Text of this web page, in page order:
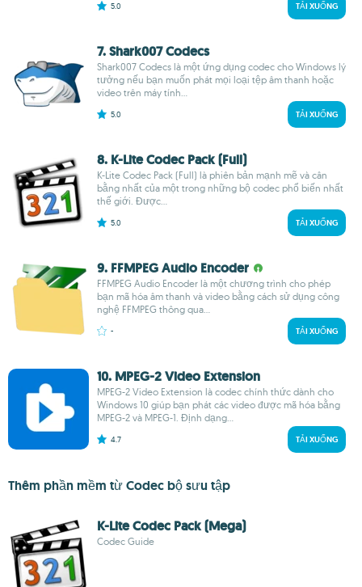
5.0 TẢI XUỐNG
7. Shark007 Codecs
Shark007 Codecs là một ứng dụng codec cho Windows lý
tưởng nếu bạn muốn phát mọi loại tệp âm thanh hoặc
video trên máy tính...
5.0 TẢI XUỐNG
8. K-Lite Codec Pack (Full)
K-Lite Codec Pack (Full) là phiên bản mạnh mẽ và cân
bằng nhất của một trong những bộ codec phổ biến nhất
thế giới. Được...
5.0 TẢI XUỐNG
9. FFMPEG Audio Encoder
FFMPEG Audio Encoder là một chương trình cho phép
bạn mã hóa âm thanh và video bằng cách sử dụng công
nghệ FFMPEG thông qua...
- TẢI XUỐNG
10. MPEG-2 Video Extension
MPEG-2 Video Extension là codec chính thức dành cho
Windows 10 giúp bạn phát các video được mã hóa bằng
MPEG-2 và MPEG-1. Định dạng...
4.7 TẢI XUỐNG
Thêm phần mềm từ Codec bộ sưu tập
K-Lite Codec Pack (Mega)
Codec Guide